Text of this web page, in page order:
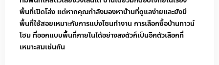
พื้นที่เปิดโล่ง แต่หากคุณกำลังมองหาบ้านที่ดูแลง่ายและยังมี
พื้นที่ใช้สอยเหมาะกับการแบ่งโซนทำงาน การเลือกซื้อบ้านทาวน์
โฮม ที่ออกแบบพื้นที่ภายในได้อย่างลงตัวก็เป็นอีกตัวเลือกที่
เหมาะสมเช่นกัน